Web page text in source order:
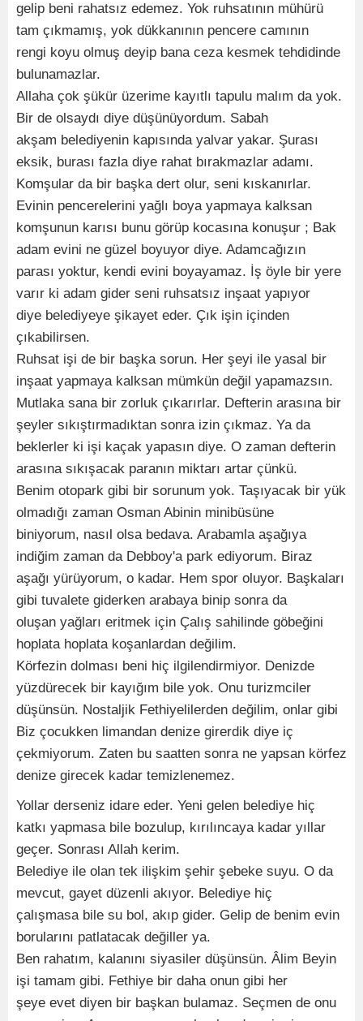
gelip beni rahatsız edemez. Yok ruhsatının mühürü
tam çıkmamış, yok dükkanının pencere camının
rengi koyu olmuş deyip bana ceza kesmek tehdidinde
bulunamazlar.
Allaha çok şükür üzerime kayıtlı tapulu malım da yok.
Bir de olsaydı diye düşünüyordum. Sabah
akşam belediyenin kapısında yalvar yakar. Şurası
eksik, burası fazla diye rahat bırakmazlar adamı.
Komşular da bir başka dert olur, seni kıskanırlar.
Evinin pencerelerini yağlı boya yapmaya kalksan
komşunun karısı bunu görüp kocasına konuşur ; Bak
adam evini ne güzel boyuyor diye. Adamcağızın
parası yoktur, kendi evini boyayamaz. İş öyle bir yere
varır ki adam gider seni ruhsatsız inşaat yapıyor
diye belediyeye şikayet eder. Çık işin içinden
çıkabilirsen.
Ruhsat işi de bir başka sorun. Her şeyi ile yasal bir
inşaat yapmaya kalksan mümkün değil yapamazsın.
Mutlaka sana bir zorluk çıkarırlar. Defterin arasına bir
şeyler sıkıştırmadıktan sonra izin çıkmaz. Ya da
beklerler ki işi kaçak yapasın diye. O zaman defterin
arasına sıkışacak paranın miktarı artar çünkü.
Benim otopark gibi bir sorunum yok. Taşıyacak bir yük
olmadığı zaman Osman Abinin minibüsüne
biniyorum, nasıl olsa bedava. Arabamla aşağıya
indiğim zaman da Debboy'a park ediyorum. Biraz
aşağı yürüyorum, o kadar. Hem spor oluyor. Başkaları
gibi tuvalete giderken arabaya binip sonra da
oluşan yağları eritmek için Çalış sahilinde göbeğini
hoplata hoplata koşanlardan değilim.
Körfezin dolması beni hiç ilgilendirmiyor. Denizde
yüzdürecek bir kayığım bile yok. Onu turizmciler
düşünsün. Nostaljik Fethiyelilerden değilim, onlar gibi
Biz çocukken limandan denize girerdik diye iç
çekmiyorum. Zaten bu saatten sonra ne yapsan körfez
denize girecek kadar temizlenemez.
Yollar derseniz idare eder. Yeni gelen belediye hiç
katkı yapmasa bile bozulup, kırılıncaya kadar yıllar
geçer. Sonrası Allah kerim.
Belediye ile olan tek ilişkim şehir şebeke suyu. O da
mevcut, gayet düzenli akıyor. Belediye hiç
çalışmasa bile su bol, akıp gider. Gelip de benim evin
borularını patlatacak değiller ya.
Ben rahatım, kalanını siyasiler düşünsün. Âlim Beyin
işi tamam gibi. Fethiye bir daha onun gibi her
şeye evet diyen bir başkan bulamaz. Seçmen de onu